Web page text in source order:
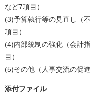
など7項目）
(3)予算執行等の見直し（
項目）
(4)内部統制の強化（会計
目）
(5)その他（人事交流の促
添付ファイル